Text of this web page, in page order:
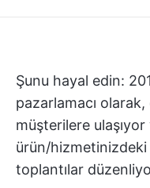
Şunu hayal edin:
pazarlamacı
müşterilere
ürün/
toplantılar